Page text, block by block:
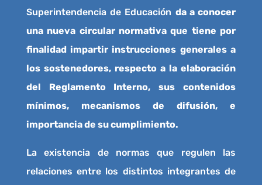
Superintendencia de Educación da a conocer
una nueva circular normativa que tiene por
finalidad impartir instrucciones generales a
los sostenedores, respecto a la elaboración
del Reglamento Interno, sus contenidos
mínimos, mecanismos de difusión, e
importancia de su cumplimiento.
La existencia de normas que regulen las
relaciones entre los distintos integrantes de